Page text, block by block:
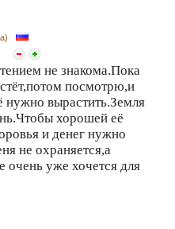
не знакома.Пока
посмотрю,и
вырастить.Земля
хорошей её
и денег нужно
не охраняется,а
очень уже хочется для